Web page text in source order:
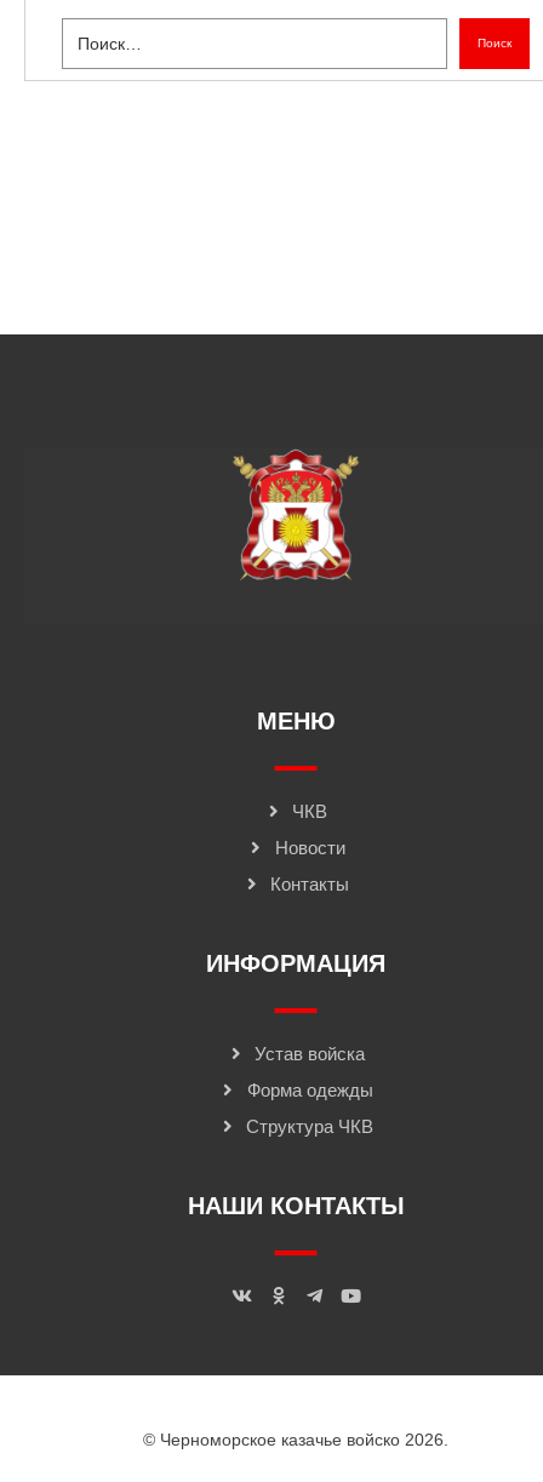
Поиск
МЕНЮ
ЧКВ
Новости
Контакты
ИНФОРМАЦИЯ
Устав войска
Форма одежды
Структура ЧКВ
НАШИ КОНТАКТЫ
© Черноморское казачье войско 2026.